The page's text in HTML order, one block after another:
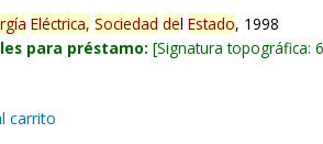
Eléctrica, Sociedad delEstado, 1998
para préstamo: Signatura topográfica:
carrito